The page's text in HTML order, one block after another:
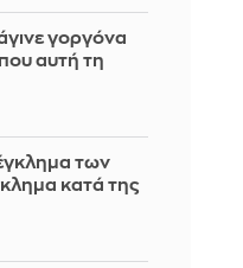
γοργόνα
αυτή τη
των
κατά της